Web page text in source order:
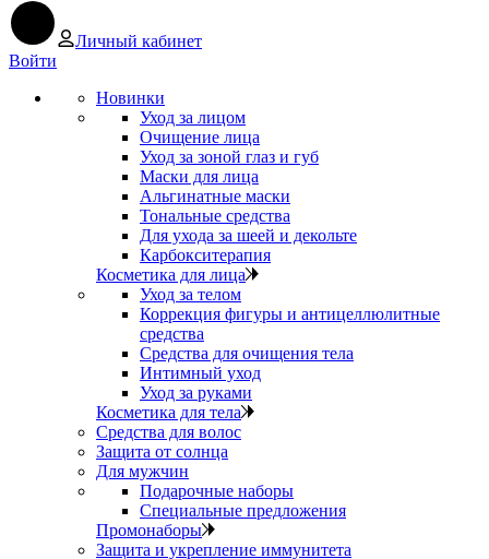
Личный кабинет
Войти
Новинки
Уход за лицом
Очищение лица
Уход за зоной глаз и губ
Маски для лица
Альгинатные маски
Тональные средства
Для ухода за шеей и декольте
Карбокситерапия
Косметика для лица
Уход за телом
Коррекция фигуры и антицеллюлитные
средства
Средства для очищения тела
Интимный уход
Уход за руками
Косметика для тела
Средства для волос
Защита от солнца
Для мужчин
Подарочные наборы
Специальные предложения
Промонаборы
Защита и укрепление иммунитета